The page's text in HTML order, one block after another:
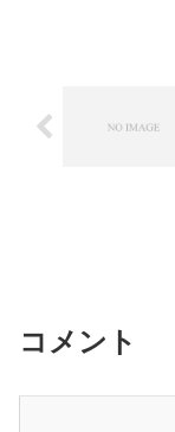
コメント